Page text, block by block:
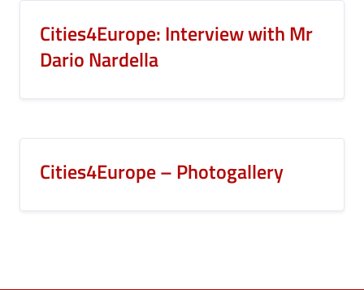
Cities4Europe: Interview with Mr
Dario Nardella
Cities4Europe – Photogallery